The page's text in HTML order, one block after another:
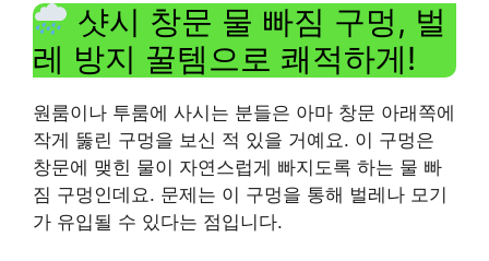
샷시 창문 물 빠짐 구멍, 벌
레 방지 꿀템으로 쾌적하게!
원룸이나 투룸에 사시는 분들은 아마 창문 아래쪽에
작게 뚫린 구멍을 보신 적 있을 거예요. 이 구멍은
창문에 맺힌 물이 자연스럽게 빠지도록 하는 물 빠
짐 구멍인데요. 문제는 이 구멍을 통해 벌레나 모기
가 유입될 수 있다는 점입니다.